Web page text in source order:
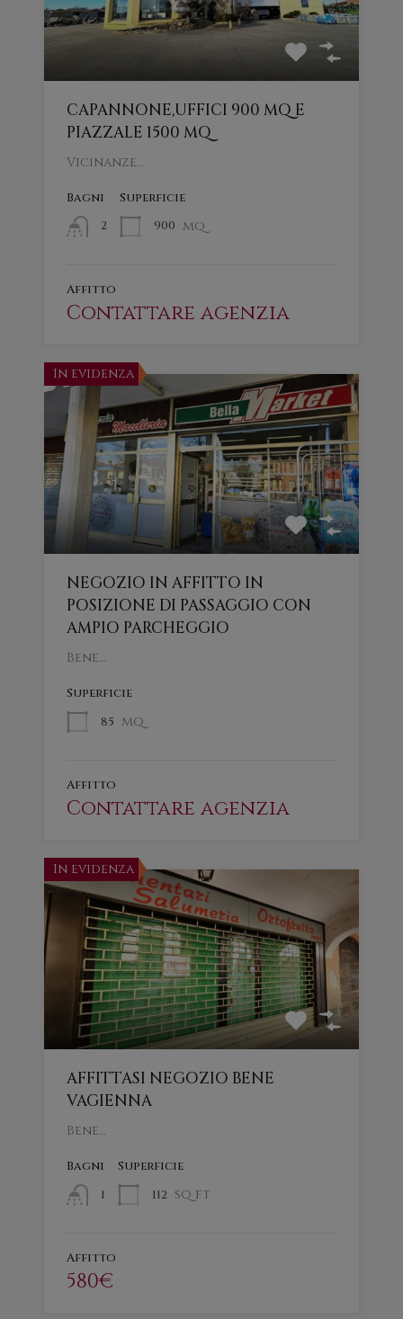
CAPANNONE,UFFICI 900 MQ E
PIAZZALE 1500 MQ
Vicinanze…
Bagni
2
Superficie
900 mq
Affitto
Contattare agenzia
In evidenza
NEGOZIO IN AFFITTO IN
POSIZIONE DI PASSAGGIO CON
AMPIO PARCHEGGIO
Bene…
Superficie
85 mq
Affitto
Contattare agenzia
In evidenza
AFFITTASI NEGOZIO BENE
VAGIENNA
Bene…
Bagni
1
Superficie
112 sq ft
Affitto
580€